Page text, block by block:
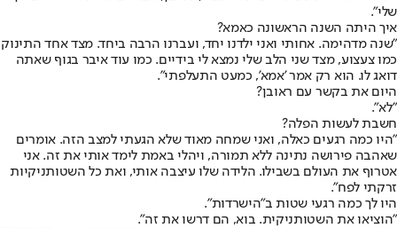
שלי".
איך היתה השנה הראשונה כאמא?
"שנה מדהימה. אחותי ואני ילדנו יחד, ועברנו הרבה ביחד. מצד אחד התינוק
כמו צעצוע, מצד שני הלב שלי נמצא לי בידיים. כמו עוד איבר בגוף שאתה
דואג לו. הוא רק אמר 'אמא', כמעט התעלפתי".
היום את בקשר עם ראובן?
"לא".
חשבת לעשות הפלה?
"היו כמה רגעים כאלה, ואני שמחה מאוד שלא הגעתי למצב הזה. אומרים
שאהבה פירושה נתינה ללא תמורה, ויהלי באמת לימד אותי את זה. אני
אטרוף את העולם בשבילו. הלידה שלו עיצבה אותי, ואת כל השטותניקיות
זרקתי לפח".
היו לך כמה רגעי שטות ב"הישרדות".
"הוציאו את השטותניקית. בוא, הם דרשו את זה".